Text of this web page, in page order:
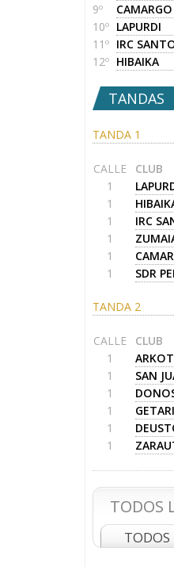
9º
CAMARGO
10º LAPURDI
11º IRC
12º HIBAIKA
TANDAS
TANDA 1
CALLE
CLUB
1
1
1
IRC
1
1
1
SDR
TANDA 2
CALLE
CLUB
1
1
SAN
1
1
1
1
TODOS
TODOS